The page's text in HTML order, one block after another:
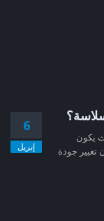
6
إبريل
يكون
تغيير جودة